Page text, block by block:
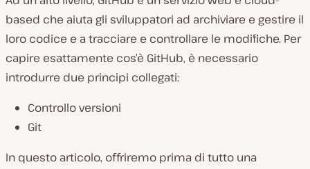
based che aiuta gli sviluppatori ad archiviare e gestire il
loro codice e a tracciare e controllare le modifiche. Per
capire esattamente cos’è GitHub, è necessario
introdurre due principi collegati:
Controllo versioni
Git
In questo articolo, offriremo prima di tutto una